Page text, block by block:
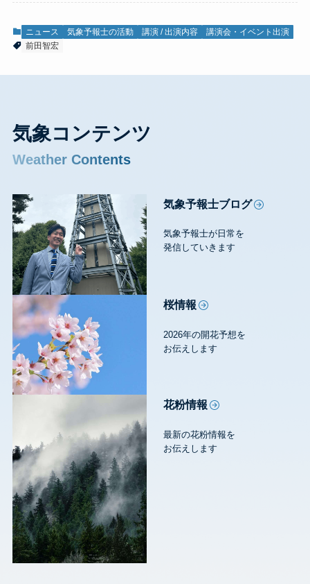
ニュース 気象予報士の活動 講演 / 出演内容
講演会・イベント出演
前田智宏
気象コンテンツ
Weather Contents
気象予報士ブログ
気象予報士が日常を
発信していきます
桜情報
2026年の開花予想を
お伝えします
花粉情報
最新の花粉情報を
お伝えします